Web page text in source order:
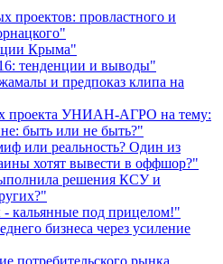
проектов: провластного и
Крыма"
тенденции и выводы"
и предпоказ клипа на
проекта УНИАН-АГРО на тему:
быть или не быть?"
или реальность? Один из
хотят вывести в оффшор?"
решения КСУ и
кальянные под прицелом!"
бизнеса через усиление
потребительского рынка